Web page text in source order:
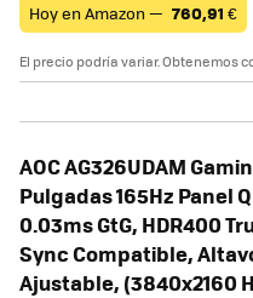
Hoy en Amazon — 760,91 €
El precio podría variar. Obtenemos
AOC AG326UDAM
Pulgadas 165Hz Panel
0.03ms GtG, HDR400
Sync Compatible,
Ajustable, (3840x2160